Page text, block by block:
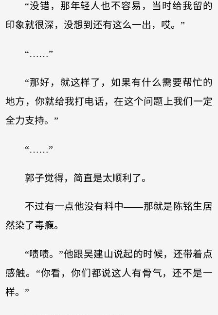
“没错，那年轻人也不容易，当时给我留的
印象就很深，没想到还有这么一出，哎。”
“……”
“那好，就这样了，如果有什么需要帮忙的
地方，你就给我打电话，在这个问题上我们一定
全力支持。”
“……”
郭子觉得，简直是太顺利了。
不过有一点他没有料中——那就是陈铭生居
然染了毒瘾。
“啧啧。”他跟吴建山说起的时候，还带着点
感触。“你看，你们都说这人有骨气，还不是一
样。”